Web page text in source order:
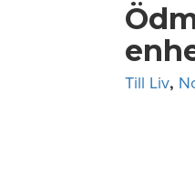
Till Liv,